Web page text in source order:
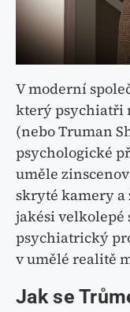
V moderní
který psychiatři
(nebo Truman
psychologické
uměle
skryté kamery
jakési velkolepé
psychiatrický
v umělé realitě
Jak se